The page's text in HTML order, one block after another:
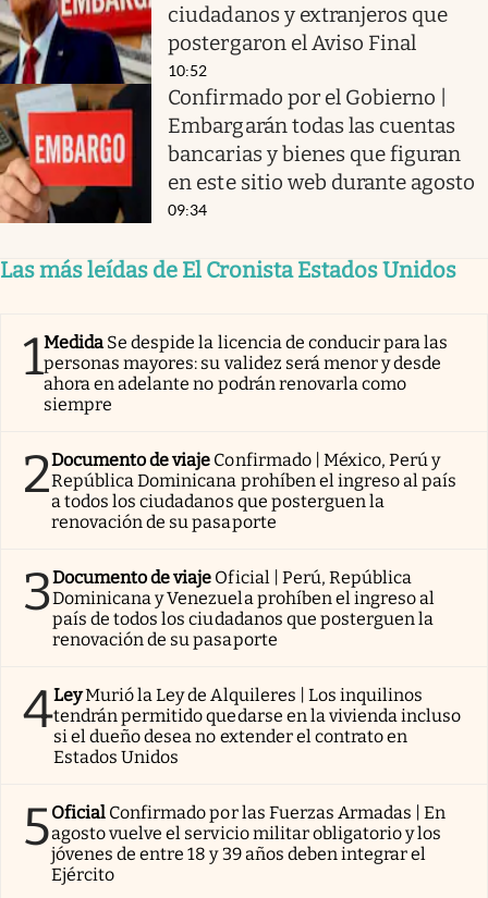
ciudadanos y extranjeros que
postergaron el Aviso Final
10:52
Confirmado por el Gobierno |
Embargarán todas las cuentas
bancarias y bienes que figuran
en este sitio web durante agosto
09:34
Las más leídas de El Cronista Estados Unidos
1Medida Se despide la licencia de conducir para las
personas mayores: su validez será menor y desde
ahora en adelante no podrán renovarla como
siempre
2Documento de viaje Confirmado | México, Perú y
República Dominicana prohíben el ingreso al país
a todos los ciudadanos que posterguen la
renovación de su pasaporte
3Documento de viaje Oficial | Perú, República
Dominicana y Venezuela prohíben el ingreso al
país de todos los ciudadanos que posterguen la
renovación de su pasaporte
4LeyMurió la Ley de Alquileres | Los inquilinos
tendrán permitido quedarse en la vivienda incluso
si el dueño desea no extender el contrato en
Estados Unidos
5Oficial Confirmado por las Fuerzas Armadas | En
agosto vuelve el servicio militar obligatorio y los
jóvenes de entre 18 y 39 años deben integrar el
Ejército